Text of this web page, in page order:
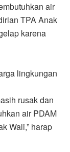
air
TPA Anak
karena
lingkungan
rusak dan
air PDAM
Wali,” harap